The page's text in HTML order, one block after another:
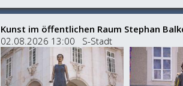
Kunst im öffentlichen Raum Stephan
02.08.2026 13:00 S-Stadt